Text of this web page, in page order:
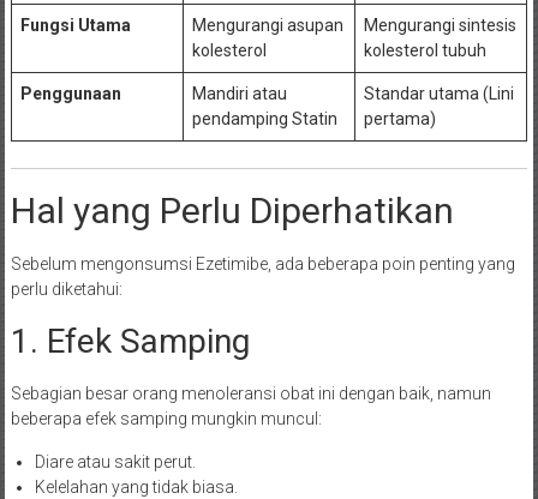
Fungsi Utama
Mengurangi asupan
kolesterol
Mengurangi sintesis
kolesterol tubuh
Penggunaan
Mandiri atau
pendamping Statin
Standar utama (Lini
pertama)
Hal yang Perlu Diperhatikan
Sebelum mengonsumsi Ezetimibe, ada beberapa poin penting yang
perlu diketahui:
1. Efek Samping
Sebagian besar orang menoleransi obat ini dengan baik, namun
beberapa efek samping mungkin muncul:
Diare atau sakit perut.
Kelelahan yang tidak biasa.